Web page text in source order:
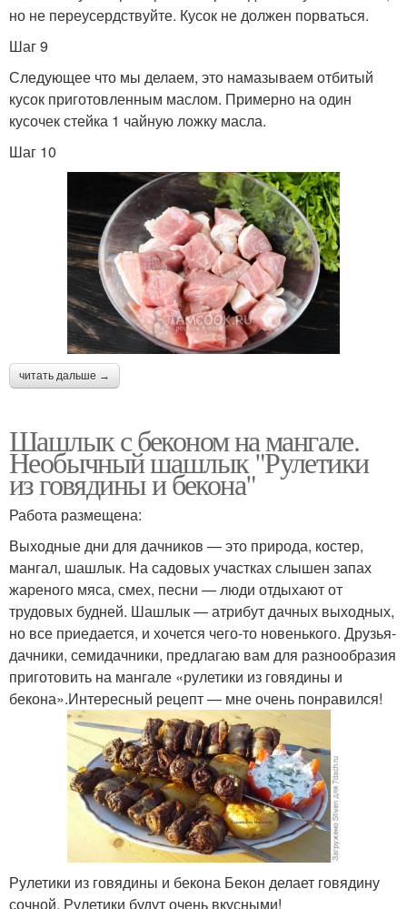
но не переусердствуйте. Кусок не должен порваться.
Шаг 9
Следующее что мы делаем, это намазываем отбитый
кусок приготовленным маслом. Примерно на один
кусочек стейка 1 чайную ложку масла.
Шаг 10
читать дальше →
Шашлык с беконом на мангале.
Необычный шашлык "Рулетики
из говядины и бекона"
Работа размещена:
Выходные дни для дачников — это природа, костер,
мангал, шашлык. На садовых участках слышен запах
жареного мяса, смех, песни — люди отдыхают от
трудовых будней. Шашлык — атрибут дачных выходных,
но все приедается, и хочется чего-то новенького. Друзья-
дачники, семидачники, предлагаю вам для разнообразия
приготовить на мангале «рулетики из говядины и
бекона».Интересный рецепт — мне очень понравился!
Рулетики из говядины и бекона Бекон делает говядину
сочной. Рулетики будут очень вкусными!